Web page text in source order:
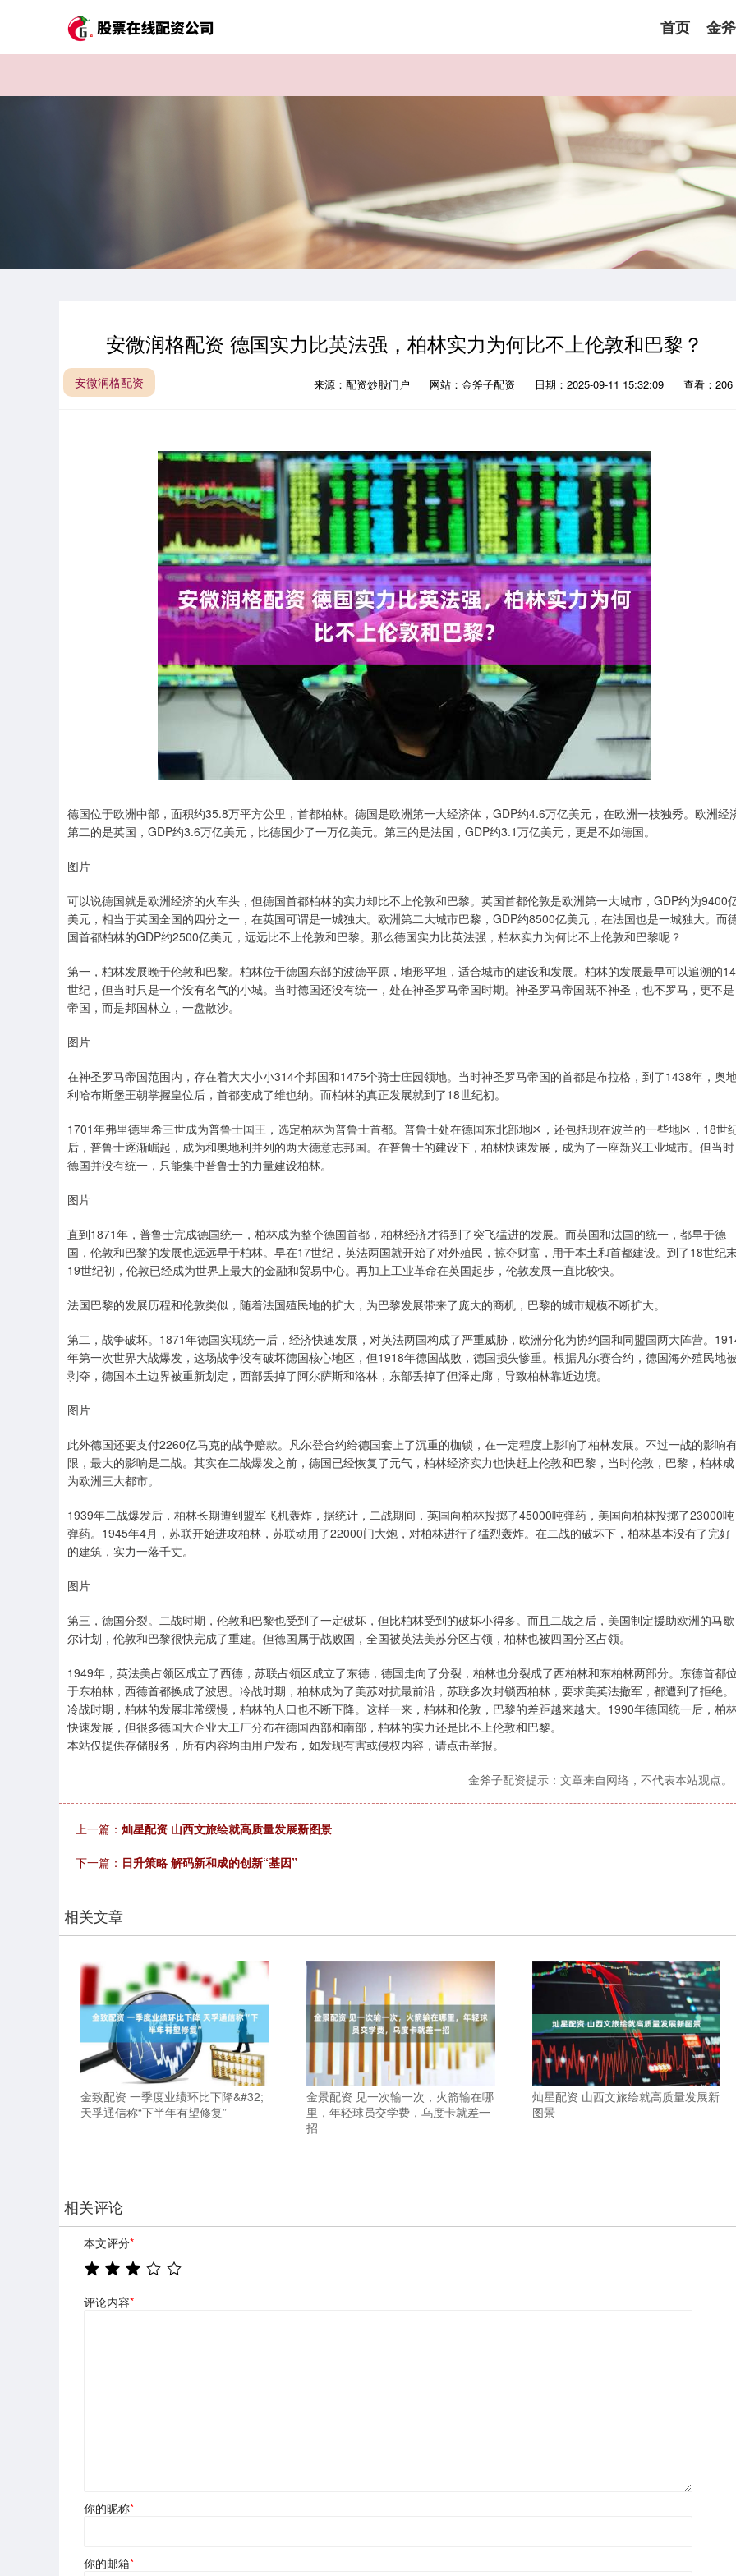
首页 金
安微润格配资 德国实力比英法强，柏林实力为何比不上伦敦和巴黎？
安微润格配资 来源：配资炒股门户 网站：金斧子配资 日期：2025-09-11 15:32:09 查看：206
德国位于欧洲中部，面积约35.8万平方公里，首都柏林。德国是欧洲第一大经济体，GDP约4.6万亿美元，在欧洲一枝独秀。欧洲经
第二的是英国，GDP约3.6万亿美元，比德国少了一万亿美元。第三的是法国，GDP约3.1万亿美元，更是不如德国。
图片
可以说德国就是欧洲经济的火车头，但德国首都柏林的实力却比不上伦敦和巴黎。英国首都伦敦是欧洲第一大城市，GDP约为9400
美元，相当于英国全国的四分之一，在英国可谓是一城独大。欧洲第二大城市巴黎，GDP约8500亿美元，在法国也是一城独大。而
国首都柏林的GDP约2500亿美元，远远比不上伦敦和巴黎。那么德国实力比英法强，柏林实力为何比不上伦敦和巴黎呢？
第一，柏林发展晚于伦敦和巴黎。柏林位于德国东部的波德平原，地形平坦，适合城市的建设和发展。柏林的发展最早可以追溯的14
世纪，但当时只是一个没有名气的小城。当时德国还没有统一，处在神圣罗马帝国时期。神圣罗马帝国既不神圣，也不罗马，更不是
帝国，而是邦国林立，一盘散沙。
图片
在神圣罗马帝国范围内，存在着大大小小314个邦国和1475个骑士庄园领地。当时神圣罗马帝国的首都是布拉格，到了1438年，奥
利哈布斯堡王朝掌握皇位后，首都变成了维也纳。而柏林的真正发展就到了18世纪初。
1701年弗里德里希三世成为普鲁士国王，选定柏林为普鲁士首都。普鲁士处在德国东北部地区，还包括现在波兰的一些地区，18世
后，普鲁士逐渐崛起，成为和奥地利并列的两大德意志邦国。在普鲁士的建设下，柏林快速发展，成为了一座新兴工业城市。但当时
德国并没有统一，只能集中普鲁士的力量建设柏林。
图片
直到1871年，普鲁士完成德国统一，柏林成为整个德国首都，柏林经济才得到了突飞猛进的发展。而英国和法国的统一，都早于德
国，伦敦和巴黎的发展也远远早于柏林。早在17世纪，英法两国就开始了对外殖民，掠夺财富，用于本土和首都建设。到了18世纪
19世纪初，伦敦已经成为世界上最大的金融和贸易中心。再加上工业革命在英国起步，伦敦发展一直比较快。
法国巴黎的发展历程和伦敦类似，随着法国殖民地的扩大，为巴黎发展带来了庞大的商机，巴黎的城市规模不断扩大。
第二，战争破坏。1871年德国实现统一后，经济快速发展，对英法两国构成了严重威胁，欧洲分化为协约国和同盟国两大阵营。
年第一次世界大战爆发，这场战争没有破坏德国核心地区，但1918年德国战败，德国损失惨重。根据凡尔赛合约，德国海外殖民地
剥夺，德国本土边界被重新划定，西部丢掉了阿尔萨斯和洛林，东部丢掉了但泽走廊，导致柏林靠近边境。
图片
此外德国还要支付2260亿马克的战争赔款。凡尔登合约给德国套上了沉重的枷锁，在一定程度上影响了柏林发展。不过一战的影响
限，最大的影响是二战。其实在二战爆发之前，德国已经恢复了元气，柏林经济实力也快赶上伦敦和巴黎，当时伦敦，巴黎，柏林成
为欧洲三大都市。
1939年二战爆发后，柏林长期遭到盟军飞机轰炸，据统计，二战期间，英国向柏林投掷了45000吨弹药，美国向柏林投掷了23000吨
弹药。1945年4月，苏联开始进攻柏林，苏联动用了22000门大炮，对柏林进行了猛烈轰炸。在二战的破坏下，柏林基本没有了完好
的建筑，实力一落千丈。
图片
第三，德国分裂。二战时期，伦敦和巴黎也受到了一定破坏，但比柏林受到的破坏小得多。而且二战之后，美国制定援助欧洲的马歇
尔计划，伦敦和巴黎很快完成了重建。但德国属于战败国，全国被英法美苏分区占领，柏林也被四国分区占领。
1949年，英法美占领区成立了西德，苏联占领区成立了东德，德国走向了分裂，柏林也分裂成了西柏林和东柏林两部分。东德首都
于东柏林，西德首都换成了波恩。冷战时期，柏林成为了美苏对抗最前沿，苏联多次封锁西柏林，要求美英法撤军，都遭到了拒绝。
冷战时期，柏林的发展非常缓慢，柏林的人口也不断下降。这样一来，柏林和伦敦，巴黎的差距越来越大。1990年德国统一后，柏
快速发展，但很多德国大企业大工厂分布在德国西部和南部，柏林的实力还是比不上伦敦和巴黎。
本站仅提供存储服务，所有内容均由用户发布，如发现有害或侵权内容，请点击举报。
金斧子配资提示：文章来自网络，不代表本站观点。
上一篇： 灿星配资 山西文旅绘就高质量发展新图景
下一篇： 日升策略 解码新和成的创新“基因”
相关文章
金致配资 一季度业绩环比下降&#32;
天孚通信称“下半年有望修复”
金景配资 见一次输一次，火箭输在哪
里，年轻球员交学费，乌度卡就差一
招
灿星配资 山西文旅绘就高质量发展新
图景
相关评论
本文评分*
评论内容*
你的昵称*
你的邮箱*